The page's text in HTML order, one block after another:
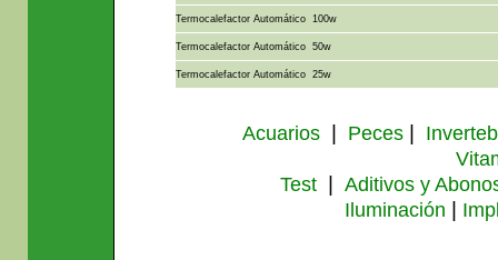
Termocalefactor Automático 100w
Termocalefactor Automático 50w
Termocalefactor Automático 25w
Acuarios| Peces|
Test| Aditivos y
Iluminación |